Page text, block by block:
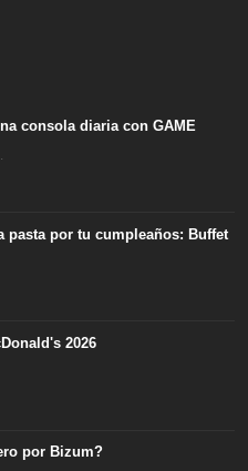
consola diaria con GAME
pasta por tu cumpleaños: Buffet
2026
por Bizum?